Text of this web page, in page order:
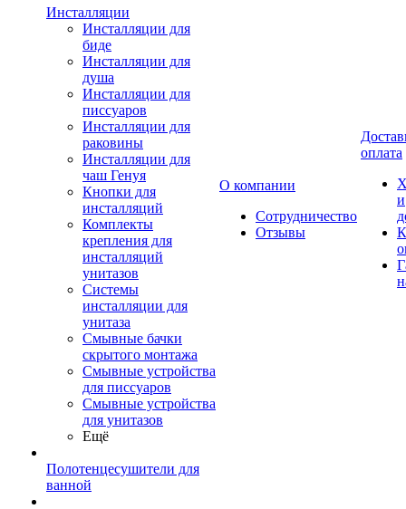
Инсталляции
Инсталляции для
биде
Инсталляции для
душа
Инсталляции для
писсуаров
Инсталляции для
раковины
Инсталляции для
чаш Генуя
Кнопки для
инсталляций
Комплекты
крепления для
инсталляций
унитазов
Системы
инсталляции для
унитаза
Смывные бачки
скрытого монтажа
Смывные устройства
для писсуаров
Смывные устройства
для унитазов
Ещё
Полотенцесушители для
ванной
О компании
Сотрудничество
Отзывы
оплата
и